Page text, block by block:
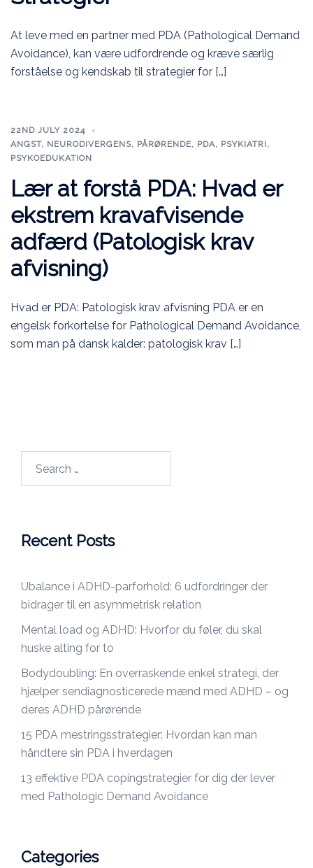
At leve med en partner med PDA (Pathological Demand
Avoidance), kan være udfordrende og kræve særlig
forståelse og kendskab til strategier for […]
22ND JULY 2024
ANGST, NEURODIVERGENS, PÅRØRENDE, PDA, PSYKIATRI,
PSYKOEDUKATION
Lær at forstå PDA: Hvad er
ekstrem kravafvisende
adfærd (Patologisk krav
afvisning)
Hvad er PDA: Patologisk krav afvisning PDA er en
engelsk forkortelse for Pathological Demand Avoidance,
som man på dansk kalder: patologisk krav […]
Recent Posts
Ubalance i ADHD-parforhold: 6 udfordringer der
bidrager til en asymmetrisk relation
Mental load og ADHD: Hvorfor du føler, du skal
huske alting for to
Bodydoubling: En overraskende enkel strategi, der
hjælper sendiagnosticerede mænd med ADHD – og
deres ADHD pårørende
15 PDA mestringsstrategier: Hvordan kan man
håndtere sin PDA i hverdagen
13 effektive PDA copingstrategier for dig der lever
med Pathologic Demand Avoidance
Categories